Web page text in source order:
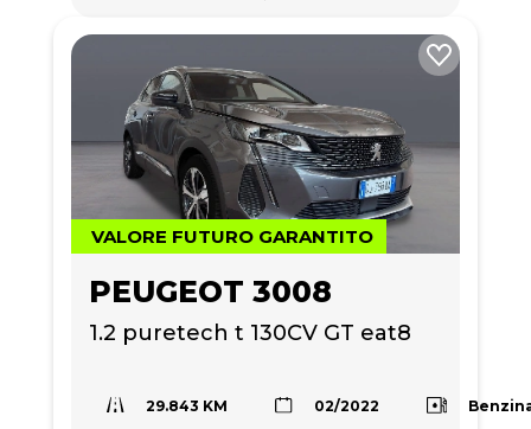
VALORE FUTURO GARANTITO
PEUGEOT 3008
1.2 puretech t 130CV GT eat8
29.843 KM 02/2022